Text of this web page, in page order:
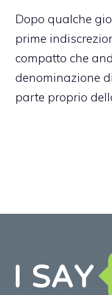
Dopo qualche
prime
compatto che
denominazione di
parte proprio